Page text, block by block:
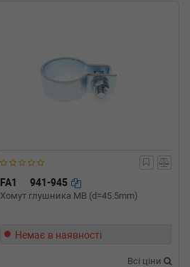
FA1 941-945
Хомут глушника MB (d=45.5mm)
Немає в наявності
Всі ціни